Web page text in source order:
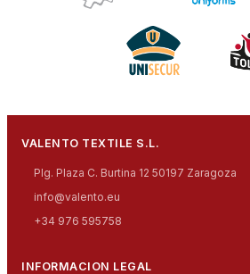
VALENTO TEXTILE S.L.
Plg. Plaza C. Burtina 12 50197 Zaragoza
info@valento.eu
+34 976 595758
INFORMACION LEGAL